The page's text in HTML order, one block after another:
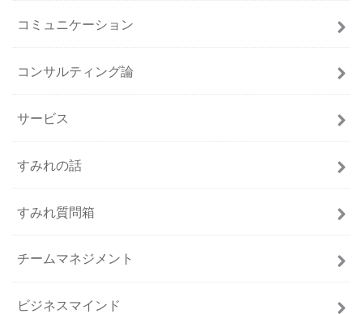
コミュニケーション
コンサルティング論
サービス
すみれの話
すみれ質問箱
チームマネジメント
ビジネスマインド